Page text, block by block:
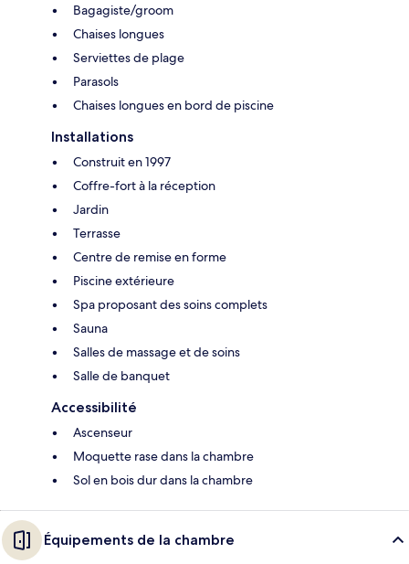
Bagagiste/groom
Chaises longues
Serviettes de plage
Parasols
Chaises longues en bord de piscine
Installations
Construit en 1997
Coffre-fort à la réception
Jardin
Terrasse
Centre de remise en forme
Piscine extérieure
Spa proposant des soins complets
Sauna
Salles de massage et de soins
Salle de banquet
Accessibilité
Ascenseur
Moquette rase dans la chambre
Sol en bois dur dans la chambre
Équipements de la chambre